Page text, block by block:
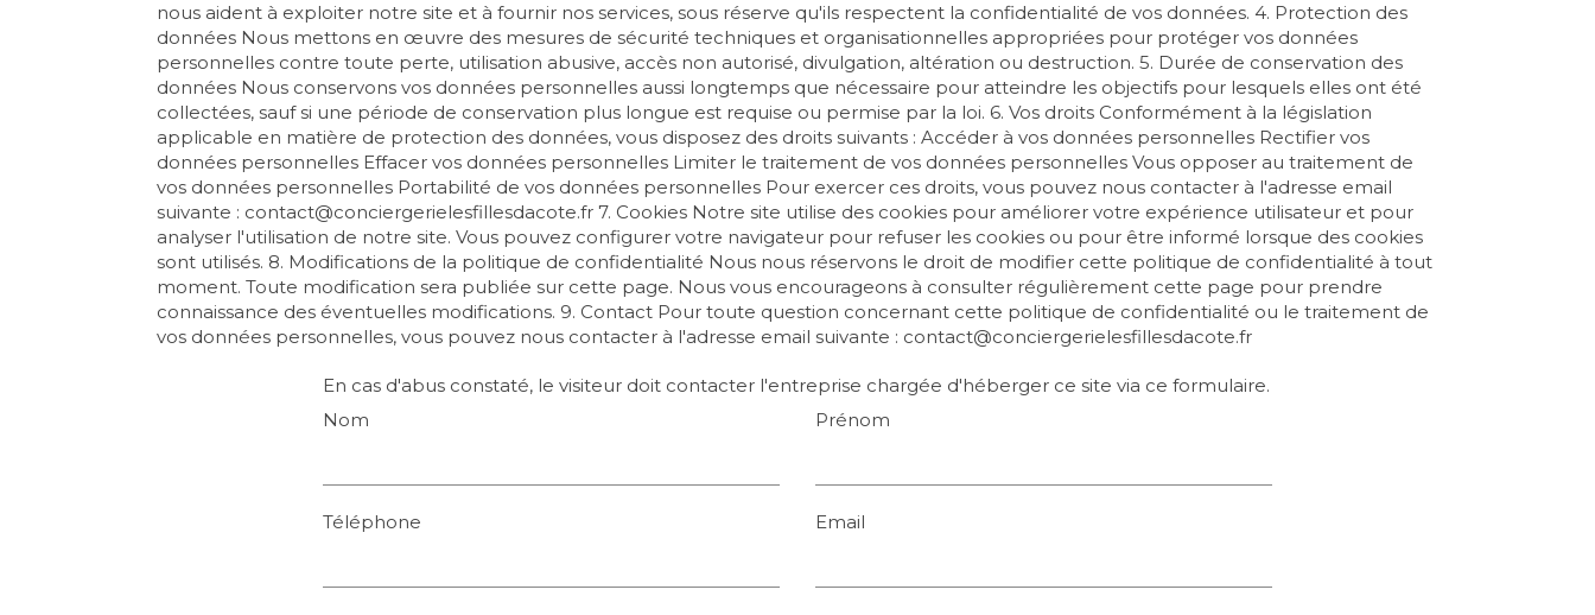
nous aident à exploiter notre site et à fournir nos services, sous réserve qu'ils respectent la confidentialité de vos données. 4. Protection des
données Nous mettons en œuvre des mesures de sécurité techniques et organisationnelles appropriées pour protéger vos données
personnelles contre toute perte, utilisation abusive, accès non autorisé, divulgation, altération ou destruction. 5. Durée de conservation des
données Nous conservons vos données personnelles aussi longtemps que nécessaire pour atteindre les objectifs pour lesquels elles ont été
collectées, sauf si une période de conservation plus longue est requise ou permise par la loi. 6. Vos droits Conformément à la législation
applicable en matière de protection des données, vous disposez des droits suivants : Accéder à vos données personnelles Rectifier vos
données personnelles Effacer vos données personnelles Limiter le traitement de vos données personnelles Vous opposer au traitement de
vos données personnelles Portabilité de vos données personnelles Pour exercer ces droits, vous pouvez nous contacter à l'adresse email
suivante : contact@conciergerielesfillesdacote.fr 7. Cookies Notre site utilise des cookies pour améliorer votre expérience utilisateur et pour
analyser l'utilisation de notre site. Vous pouvez configurer votre navigateur pour refuser les cookies ou pour être informé lorsque des cookies
sont utilisés. 8. Modifications de la politique de confidentialité Nous nous réservons le droit de modifier cette politique de confidentialité à tout
moment. Toute modification sera publiée sur cette page. Nous vous encourageons à consulter régulièrement cette page pour prendre
connaissance des éventuelles modifications. 9. Contact Pour toute question concernant cette politique de confidentialité ou le traitement de
vos données personnelles, vous pouvez nous contacter à l'adresse email suivante : contact@conciergerielesfillesdacote.fr
En cas d'abus constaté, le visiteur doit contacter l'entreprise chargée d'héberger ce site via ce formulaire.
Nom
Prénom
Téléphone Email